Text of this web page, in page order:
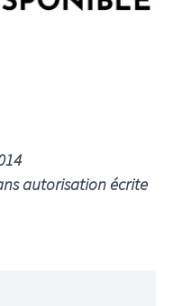
autorisation écrite